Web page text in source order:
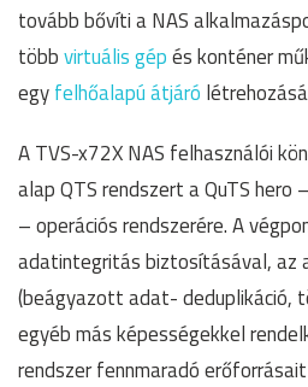
tovább bővíti a NAS
többvirtuális gépés konténer
egyfelhőalapú átjáró
A TVS-x72X NAS felhasználói
alap QTS rendszert a QuTS hero
– operációs rendszerére. A
adatintegritás biztosításával, az
(beágyazott adat- deduplikáció,
egyéb más képességekkel
rendszer fennmaradó